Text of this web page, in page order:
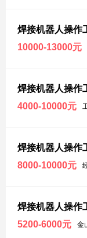
焊接机器人操作
10000-13000元
焊接机器人操作
4000-10000元
焊接机器人操作
8000-10000元
焊接机器人操作
5200-6000元
金